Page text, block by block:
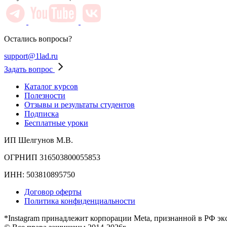
Остались вопросы?
support@1lad.ru
Задать вопрос
Каталог курсов
Полезности
Отзывы и результаты студентов
Подписка
Бесплатные уроки
ИП Шелгунов М.В.
ОГРНИП 316503800055853
ИНН: 503810895750
Договор оферты
Политика конфиденциальности
*Instagram принадлежит корпорации Meta, признанной в РФ